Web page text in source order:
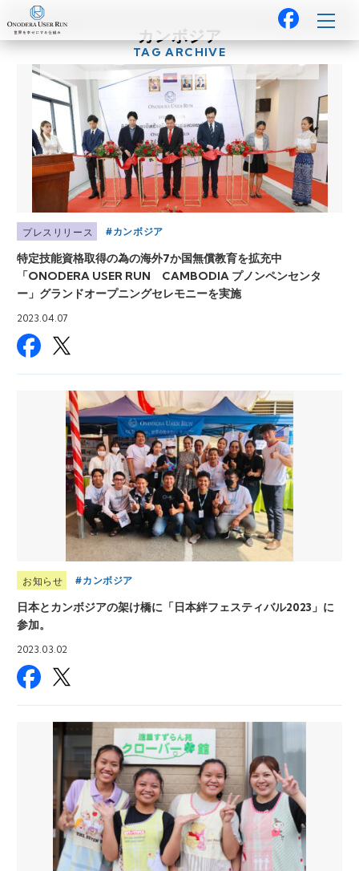
カンボジア
TAG ARCHIVE
プレスリリース カンボジア
特定技能資格取得の為の海外7か国無償教育を拡充中
「ONODERA USER RUN CAMBODIA プノンペンセンタ
ー」グランドオープニングセレモニーを実施
2023.04.07
お知らせ カンボジア
日本とカンボジアの架け橋に「日本絆フェスティバル2023」に
参加。
2023.03.02